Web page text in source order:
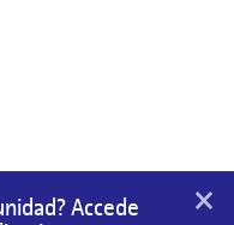
Accede
×